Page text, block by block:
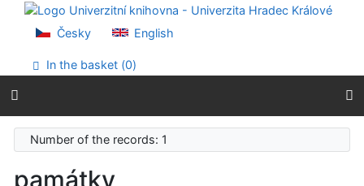
Go to content
Go to menu
Accessibility declaration
Česky English
In the basket (0)
Number of the records: 1
památky